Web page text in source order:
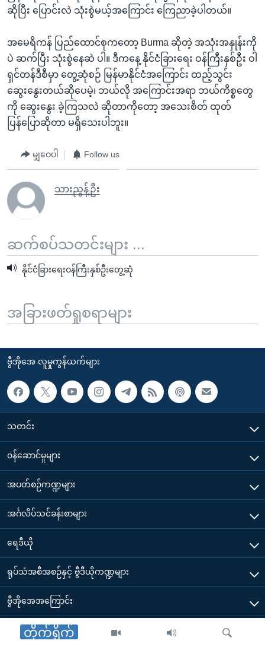
တိုက်ရိုက်
ဆိုပြီး ပြောင်းလဲ သုံးစွဲမယ့်အကြောင်း ကြေညာခဲ့ပါတယ်။
အမေရိကန် ပြည်ထောင်စုကတော့ Burma ဆိုတဲ့ အသုံးအနှုန်းကို
ပဲ ဆက်ပြီး သုံးစွဲနေဆဲ ပါ။ ဒီကနေ့ နိုင်ငံခြားရေး ဝန်ကြီးနှစ်ဦး ဝါ
ရှင်တန်ဒီစီမှာ တွေ့ဆုံစဉ် မြန်မာနိုင်ငံအကြောင်း ထည့်သွင်း
ဆွေးနွေးတယ်ဆိုပေမဲ့၊ ဘယ်လို အကြောင်းအရာ ဘယ်ကိစ္စတွေ
ကို ဆွေးနွေး ခဲ့ကြသလဲ ဆိုတာကိုတော့ အသေးစိတ် ထုတ်
ပြန်ပြောဆိုတာ မရှိသေးပါဘူး။
မျှဝေပါ Follow us
သားညွန့်ဦး
ဆက်စပ်သတင်းများ ...
နိုင်ငံခြားရေးဝန်ကြီးနှစ်ဦးတွေ့ဆုံ
အခြားဖတ်ရှုစရာများ
ဗွီအိုအေ လူမှုကွန်ယက်များ
သတင်း
၀န်ဆောင်မှုများ
အပတ်စဉ်ကဏ္ဍများ
အင်္ဂလိပ်သင်ခန်းစာများ
ရေဒီယို
ရုပ်သံအစီအစဉ်နှင့် ဗွီဒီယိုကဏ္ဍများ
ဗွီအိုအေအကြောင်း
ဗွီအိုအေ မိုဘိုင်းလ်အက်ပ်များ ဒေါင်းလုတ်ယူရန်